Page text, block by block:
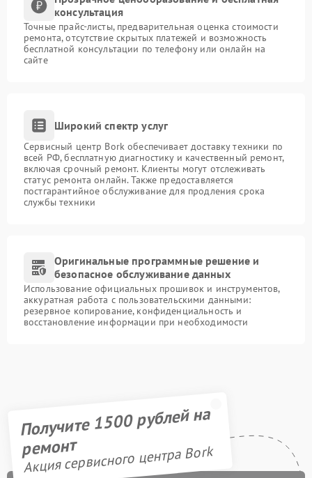
консультация
Точные прайс-листы, предварительная оценка стоимости
ремонта, отсутствие скрытых платежей и возможность
бесплатной консультации по телефону или онлайн на
сайте
Широкий спектр услуг
Сервисный центр Bork обеспечивает доставку техники по
всей РФ, бесплатную диагностику и качественный ремонт,
включая срочный ремонт. Клиенты могут отслеживать
статус ремонта онлайн. Также предоставляется
постгарантийное обслуживание для продления срока
службы техники
Оригинальные программные решение и
безопасное обслуживание данных
Использование официальных прошивок и инструментов,
аккуратная работа с пользовательскими данными:
резервное копирование, конфиденциальность и
восстановление информации при необходимости
Получите 1500 рублей на
ремонт
Акция сервисного центра Bork